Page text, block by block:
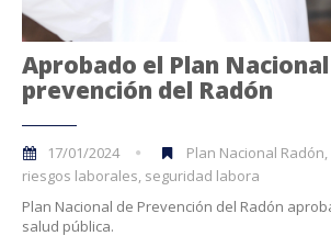
Aprobado el Plan
prevención del Radón
17/01/2024
Plan Nacional
riesgos laborales, seguridad labora
Plan Nacional de Prevención del Radón
salud pública.